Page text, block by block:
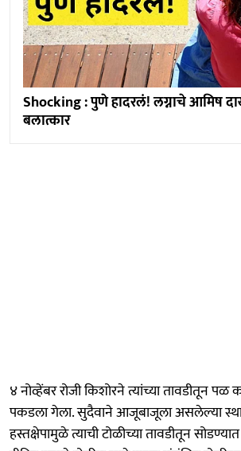
Shocking : पुणे हादरलं! लग्नाचे आमिष
बलात्कार
४ नोव्हेंबर रोजी किशोरने त्यांच्या तावडीतून पळ
पकडला गेला. सुदैवाने आजूबाजूला असलेल्या
हस्तक्षेपामुळे त्याची टोळीच्या तावडीतून